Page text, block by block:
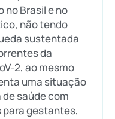
no Brasil e no
não tendo
sustentada
da
2, ao mesmo
uma situação
saúde com
para gestantes,